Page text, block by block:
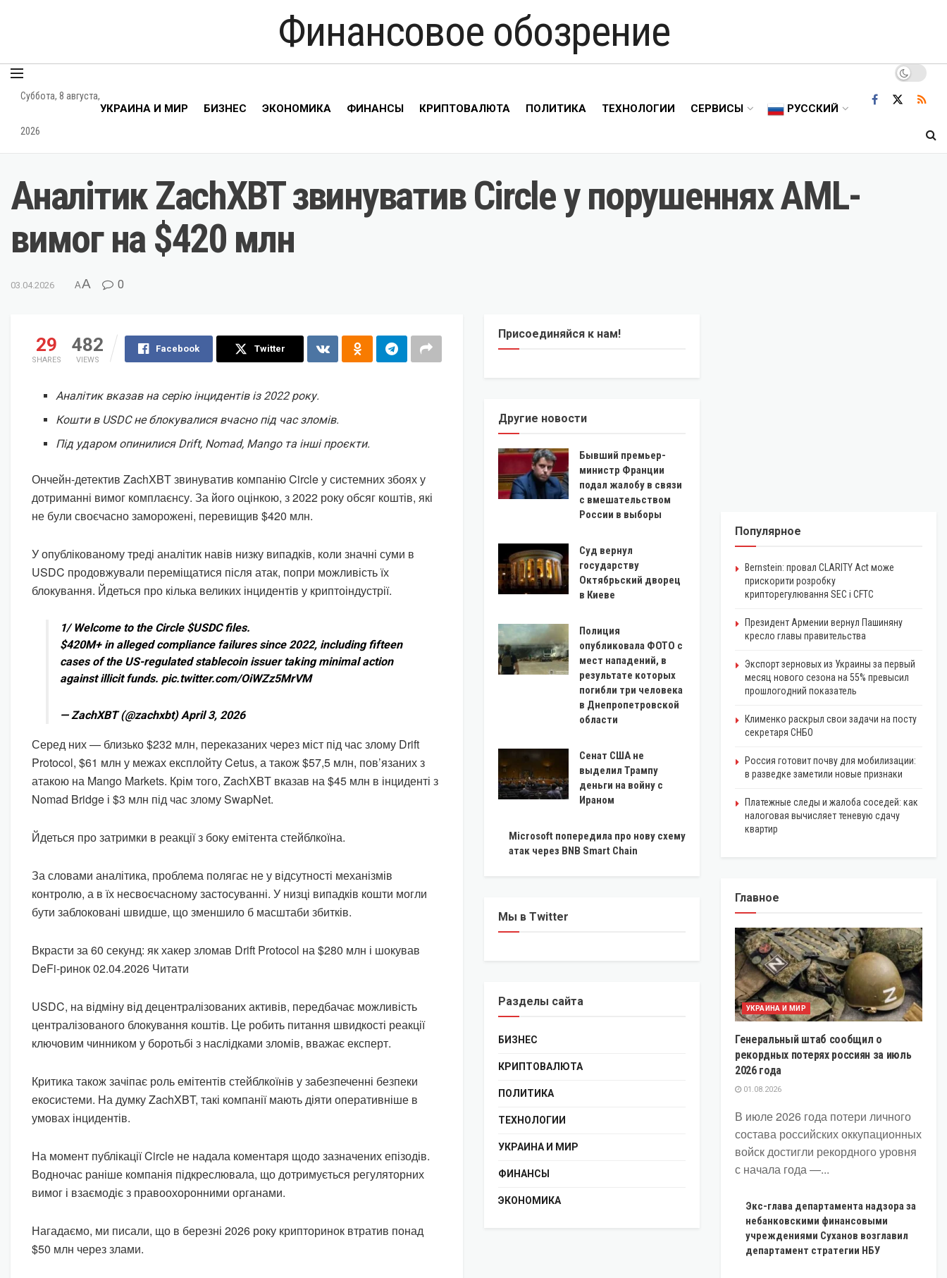
Финансовое обозрение
Суббота, 8 августа,
2026
УКРАИНА И МИР БИЗНЕС ЭКОНОМИКА ФИНАНСЫ КРИПТОВАЛЮТА ПОЛИТИКА ТЕХНОЛОГИИ СЕРВИСЫ РУССКИЙ
Аналітик ZachXBT звинуватив Circle у порушеннях AML-
вимог на $420 млн
03.04.2026 AA 0
29
SHARES
482
VIEWS
Facebook Twitter
Аналітик вказав на серію інцидентів із 2022 року.
Кошти в USDC не блокувалися вчасно під час зломів.
Під ударом опинилися Drift, Nomad, Mango та інші проєкти.
Ончейн-детектив ZachXBT звинуватив компанію Circle у системних збоях у
дотриманні вимог комплаєнсу. За його оцінкою, з 2022 року обсяг коштів, які
не були своєчасно заморожені, перевищив $420 млн.
У опублікованому треді аналітик навів низку випадків, коли значні суми в
USDC продовжували переміщатися після атак, попри можливість їх
блокування. Йдеться про кілька великих інцидентів у криптоіндустрії.
1/ Welcome to the Circle $USDC files.
$420M+ in alleged compliance failures since 2022, including fifteen
cases of the US-regulated stablecoin issuer taking minimal action
against illicit funds. pic.twitter.com/OiWZz5MrVM
— ZachXBT (@zachxbt) April 3, 2026
Серед них — близько $232 млн, переказаних через міст під час злому Drift
Protocol, $61 млн у межах експлойту Cetus, а також $57,5 млн, пов’язаних з
атакою на Mango Markets. Крім того, ZachXBT вказав на $45 млн в інциденті з
Nomad Bridge і $3 млн під час злому SwapNet.
Йдеться про затримки в реакції з боку емітента стейблкоїна.
За словами аналітика, проблема полягає не у відсутності механізмів
контролю, а в їх несвоєчасному застосуванні. У низці випадків кошти могли
бути заблоковані швидше, що зменшило б масштаби збитків.
Вкрасти за 60 секунд: як хакер зломав Drift Protocol на $280 млн і шокував
DeFi-ринок 02.04.2026 Читати
USDC, на відміну від децентралізованих активів, передбачає можливість
централізованого блокування коштів. Це робить питання швидкості реакції
ключовим чинником у боротьбі з наслідками зломів, вважає експерт.
Критика також зачіпає роль емітентів стейблкоїнів у забезпеченні безпеки
екосистеми. На думку ZachXBT, такі компанії мають діяти оперативніше в
умовах інцидентів.
На момент публікації Circle не надала коментаря щодо зазначених епізодів.
Водночас раніше компанія підкреслювала, що дотримується регуляторних
вимог і взаємодіє з правоохоронними органами.
Нагадаємо, ми писали, що в березні 2026 року крипторинок втратив понад
$50 млн через злами.
Присоединяйся к нам!
Другие новости
Бывший премьер-
министр Франции
подал жалобу в связи
с вмешательством
России в выборы
Суд вернул
государству
Октябрьский дворец
в Киеве
Полиция
опубликовала ФОТО с
мест нападений, в
результате которых
погибли три человека
в Днепропетровской
области
Сенат США не
выделил Трампу
деньги на войну с
Ираном
Microsoft попередила про нову схему
атак через BNB Smart Chain
Мы в Twitter
Разделы сайта
БИЗНЕС
КРИПТОВАЛЮТА
ПОЛИТИКА
ТЕХНОЛОГИИ
УКРАИНА И МИР
ФИНАНСЫ
ЭКОНОМИКА
Популярное
Bernstein: провал CLARITY Act може
прискорити розробку
крипторегулювання SEC і CFTC
Президент Армении вернул Пашиняну
кресло главы правительства
Экспорт зерновых из Украины за первый
месяц нового сезона на 55% превысил
прошлогодний показатель
Клименко раскрыл свои задачи на посту
секретаря СНБО
Россия готовит почву для мобилизации:
в разведке заметили новые признаки
Платежные следы и жалоба соседей: как
налоговая вычисляет теневую сдачу
квартир
Главное
УКРАИНА И МИР
Генеральный штаб сообщил о
рекордных потерях россиян за июль
2026 года
01.08.2026
В июле 2026 года потери личного
состава российских оккупационных
войск достигли рекордного уровня
с начала года —...
Экс-глава департамента надзора за
небанковскими финансовыми
учреждениями Суханов возглавил
департамент стратегии НБУ